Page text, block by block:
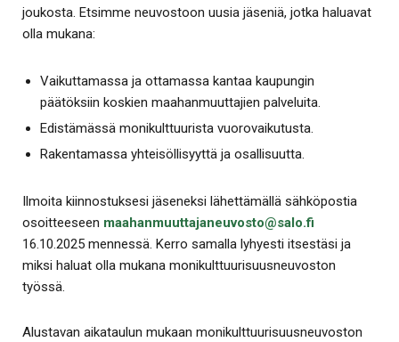
joukosta. Etsimme neuvostoon uusia jäseniä, jotka haluavat
olla mukana:
Vaikuttamassa ja ottamassa kantaa kaupungin
päätöksiin koskien maahanmuuttajien palveluita.
Edistämässä monikulttuurista vuorovaikutusta.
Rakentamassa yhteisöllisyyttä ja osallisuutta.
Ilmoita kiinnostuksesi jäseneksi lähettämällä sähköpostia
osoitteeseen maahanmuuttajaneuvosto@salo.fi
16.10.2025 mennessä. Kerro samalla lyhyesti itsestäsi ja
miksi haluat olla mukana monikulttuurisuusneuvoston
työssä.
Alustavan aikataulun mukaan monikulttuurisuusneuvoston